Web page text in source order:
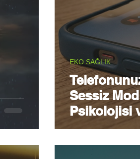
Sessiz Mod
Psikolojisi
EKO SAĞLIK